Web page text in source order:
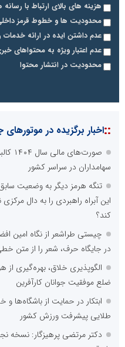
هزینه های بالای ارتباط با رسانه
محدودیت ها و خطوط قرمز
عدم داشتن ایده در ارائه خدمات
عدم اعتبار ویژه به محتواهای
محدودیت در انتشار محتوا
::اخبار برگزیده در
سهامداران در سراسر کشور
تنگه هرمز دیگر به وضعیت
این آبراه راهبردی را به دال
کند؟
چیستی طراشعر از نگاه امین
در جایگاه حرف، شعر را از متن
الگوپذیری خلاق، بهره‌گیری
ضلع موفقیت جوانان کارآفرین
ابتکار در حمایت از باشگاه‌ها
طلایی پیشرفت ورزش کشور
دکتر مرتضی پرهیزگار: نسخه